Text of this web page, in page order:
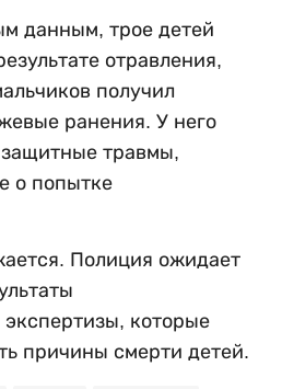
данным, трое детей
отравления,
получил
ранения. У него
травмы,
о попытке
Полиция ожидает
экспертизы, которые
причины смерти детей.